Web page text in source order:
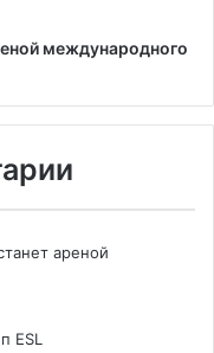
международного
ареной
ESL